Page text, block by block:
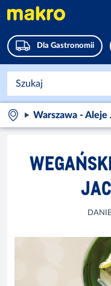
Dla Gastronomii
Warszawa - Aleje